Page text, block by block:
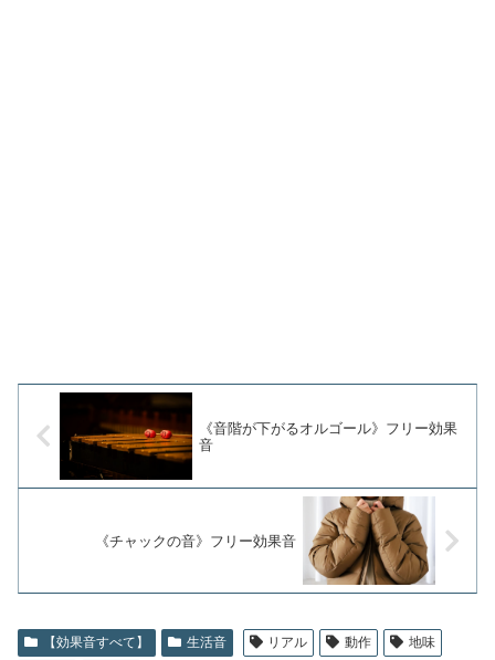
《音階が下がるオルゴール》フリー効果
音
《チャックの音》フリー効果音
【効果音すべて】 生活音 リアル 動作
地味